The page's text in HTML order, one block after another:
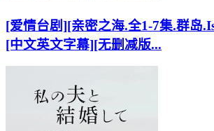
[爱情台剧][亲密之海.全1-7集.群岛
[中文英文字幕][无删减版...